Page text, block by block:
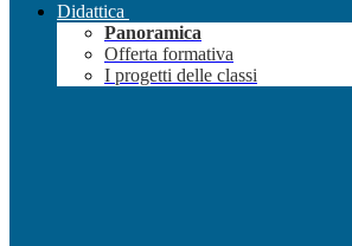
Didattica
Panoramica
Offerta formativa
I progetti delle classi